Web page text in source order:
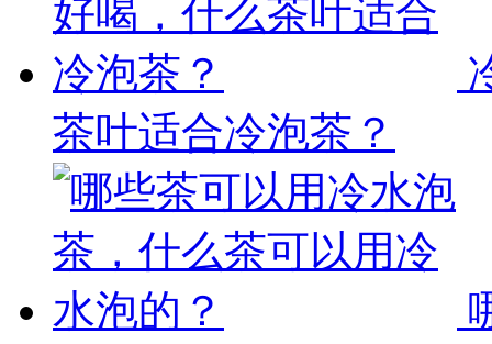
茶叶适合冷泡茶？